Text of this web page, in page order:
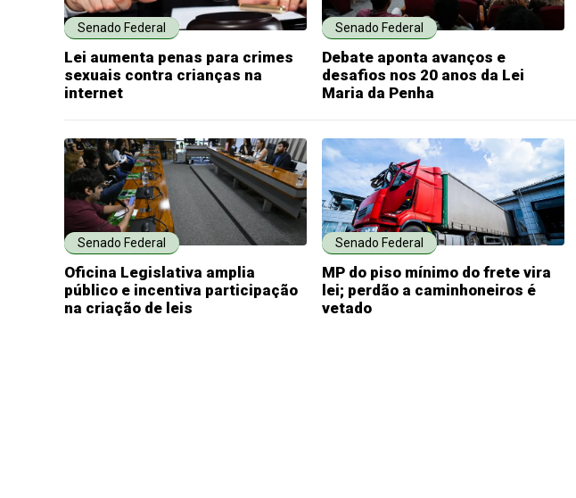
Senado Federal
Lei aumenta penas para crimes
sexuais contra crianças na
internet
Senado Federal
Debate aponta avanços e
desafios nos 20 anos da Lei
Maria da Penha
Senado Federal
Oficina Legislativa amplia
público e incentiva participação
na criação de leis
Senado Federal
MP do piso mínimo do frete vira
lei; perdão a caminhoneiros é
vetado